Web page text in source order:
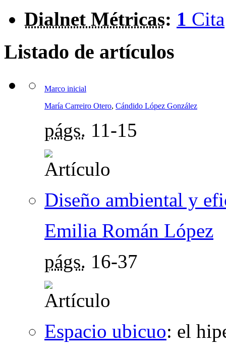
Dialnet Métricas: 1 Cita
Listado de artículos
Marco inicial
María Carreiro Otero, Cándido López González
págs. 11-15
Diseño ambiental y
Emilia Román López
págs. 16-37
Espacio ubicuo: el